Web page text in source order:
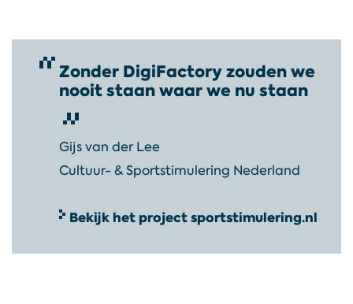
Zonder DigiFactory zouden we
nooit staan waar we nu staan
Gijs van der Lee
Cultuur- & Sportstimulering Nederland
Bekijk het project sportstimulering.nl